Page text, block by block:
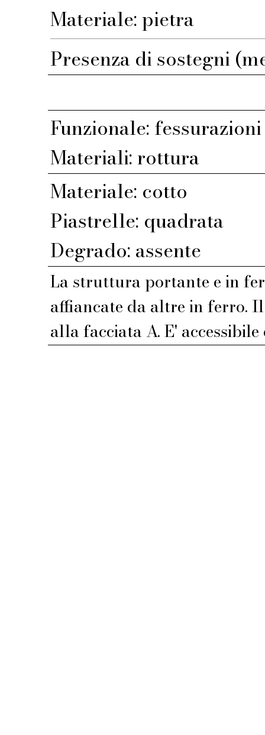
Materiale: pietra
Presenza di sostegni
Funzionale:
Materiali: rottura
Materiale: cotto
Piastrelle: quadrata
Degrado: assente
La struttura portante e in
affiancate da altre in ferro.
alla facciata A. E'